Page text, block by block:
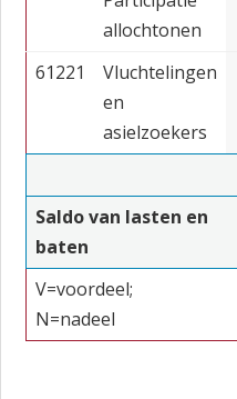
allochtonen
61221
Vluchtelingen
en
asielzoekers
Saldo van lasten en
baten
V=voordeel;
N=nadeel